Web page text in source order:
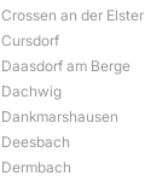
Crossen an der Elster
Cursdorf
Daasdorf am Berge
Dachwig
Dankmarshausen
Deesbach
Dermbach